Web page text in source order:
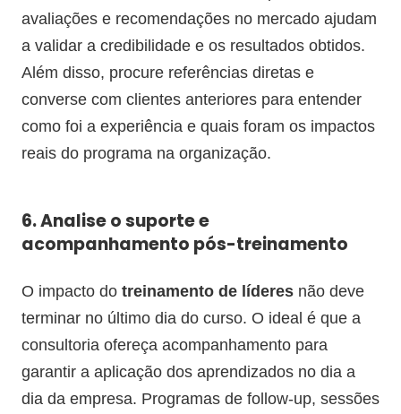
avaliações e recomendações no mercado ajudam
a validar a credibilidade e os resultados obtidos.
Além disso, procure referências diretas e
converse com clientes anteriores para entender
como foi a experiência e quais foram os impactos
reais do programa na organização.
6. Analise o suporte e
acompanhamento pós-treinamento
O impacto do treinamento de líderes não deve
terminar no último dia do curso. O ideal é que a
consultoria ofereça acompanhamento para
garantir a aplicação dos aprendizados no dia a
dia da empresa. Programas de follow-up, sessões